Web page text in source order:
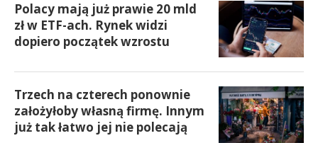
Polacy mają już prawie 20 mld
zł w ETF-ach. Rynek widzi
dopiero początek wzrostu
Trzech na czterech ponownie
założyłoby własną firmę. Innym
już tak łatwo jej nie polecają